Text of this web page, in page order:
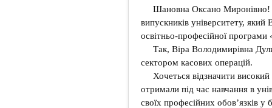
Шановна Оксано
випускників університету,
освітньо-професійної програми
Так, Віра Володимирівна
сектором касових операцій.
Хочеться відзначити
отримали під час навчання в
своїх професійних обов’язків